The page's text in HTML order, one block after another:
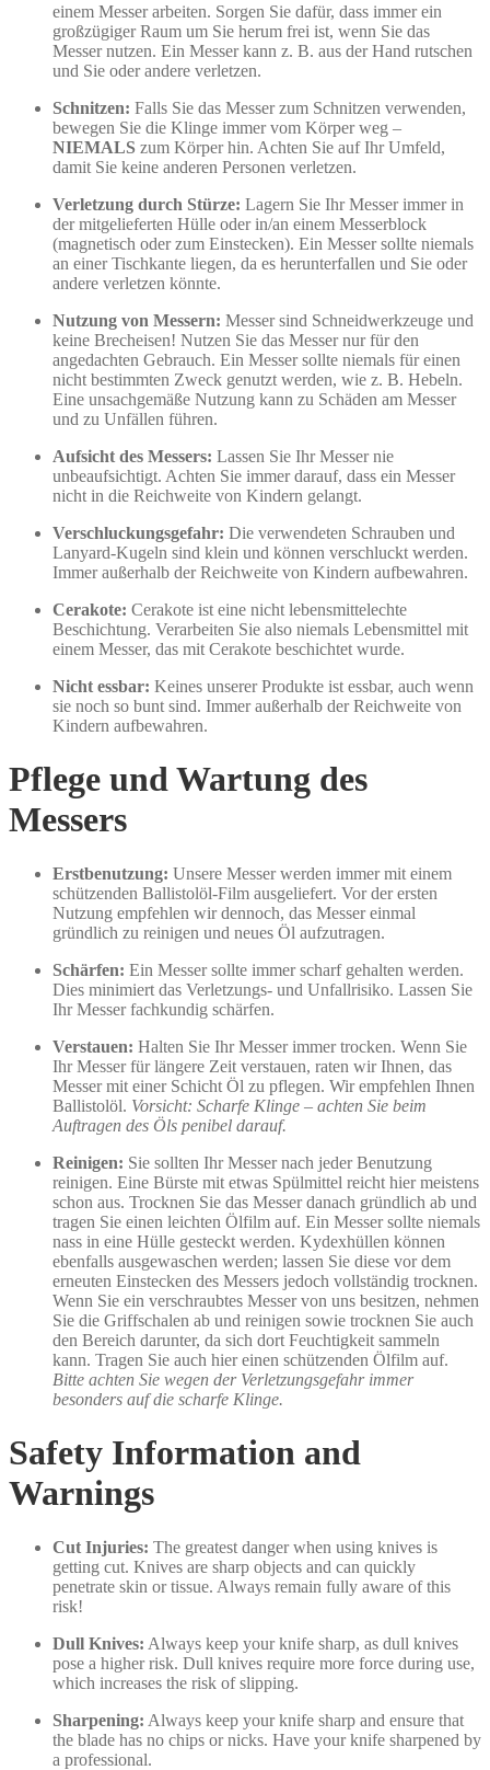
einem Messer arbeiten. Sorgen Sie dafür, dass immer ein
großzügiger Raum um Sie herum frei ist, wenn Sie das
Messer nutzen. Ein Messer kann z. B. aus der Hand rutschen
und Sie oder andere verletzen.
Schnitzen: Falls Sie das Messer zum Schnitzen verwenden,
bewegen Sie die Klinge immer vom Körper weg –
NIEMALS zum Körper hin. Achten Sie auf Ihr Umfeld,
damit Sie keine anderen Personen verletzen.
Verletzung durch Stürze: Lagern Sie Ihr Messer immer in
der mitgelieferten Hülle oder in/an einem Messerblock
(magnetisch oder zum Einstecken). Ein Messer sollte niemals
an einer Tischkante liegen, da es herunterfallen und Sie oder
andere verletzen könnte.
Nutzung von Messern: Messer sind Schneidwerkzeuge und
keine Brecheisen! Nutzen Sie das Messer nur für den
angedachten Gebrauch. Ein Messer sollte niemals für einen
nicht bestimmten Zweck genutzt werden, wie z. B. Hebeln.
Eine unsachgemäße Nutzung kann zu Schäden am Messer
und zu Unfällen führen.
Aufsicht des Messers: Lassen Sie Ihr Messer nie
unbeaufsichtigt. Achten Sie immer darauf, dass ein Messer
nicht in die Reichweite von Kindern gelangt.
Verschluckungsgefahr: Die verwendeten Schrauben und
Lanyard-Kugeln sind klein und können verschluckt werden.
Immer außerhalb der Reichweite von Kindern aufbewahren.
Cerakote: Cerakote ist eine nicht lebensmittelechte
Beschichtung. Verarbeiten Sie also niemals Lebensmittel mit
einem Messer, das mit Cerakote beschichtet wurde.
Nicht essbar: Keines unserer Produkte ist essbar, auch wenn
sie noch so bunt sind. Immer außerhalb der Reichweite von
Kindern aufbewahren.
Pflege und Wartung des
Messers
Erstbenutzung: Unsere Messer werden immer mit einem
schützenden Ballistolöl-Film ausgeliefert. Vor der ersten
Nutzung empfehlen wir dennoch, das Messer einmal
gründlich zu reinigen und neues Öl aufzutragen.
Schärfen: Ein Messer sollte immer scharf gehalten werden.
Dies minimiert das Verletzungs- und Unfallrisiko. Lassen Sie
Ihr Messer fachkundig schärfen.
Verstauen: Halten Sie Ihr Messer immer trocken. Wenn Sie
Ihr Messer für längere Zeit verstauen, raten wir Ihnen, das
Messer mit einer Schicht Öl zu pflegen. Wir empfehlen Ihnen
Ballistolöl. Vorsicht: Scharfe Klinge – achten Sie beim
Auftragen des Öls penibel darauf.
Reinigen: Sie sollten Ihr Messer nach jeder Benutzung
reinigen. Eine Bürste mit etwas Spülmittel reicht hier meistens
schon aus. Trocknen Sie das Messer danach gründlich ab und
tragen Sie einen leichten Ölfilm auf. Ein Messer sollte niemals
nass in eine Hülle gesteckt werden. Kydexhüllen können
ebenfalls ausgewaschen werden; lassen Sie diese vor dem
erneuten Einstecken des Messers jedoch vollständig trocknen.
Wenn Sie ein verschraubtes Messer von uns besitzen, nehmen
Sie die Griffschalen ab und reinigen sowie trocknen Sie auch
den Bereich darunter, da sich dort Feuchtigkeit sammeln
kann. Tragen Sie auch hier einen schützenden Ölfilm auf.
Bitte achten Sie wegen der Verletzungsgefahr immer
besonders auf die scharfe Klinge.
Safety Information and
Warnings
Cut Injuries: The greatest danger when using knives is
getting cut. Knives are sharp objects and can quickly
penetrate skin or tissue. Always remain fully aware of this
risk!
Dull Knives: Always keep your knife sharp, as dull knives
pose a higher risk. Dull knives require more force during use,
which increases the risk of slipping.
Sharpening: Always keep your knife sharp and ensure that
the blade has no chips or nicks. Have your knife sharpened by
a professional.